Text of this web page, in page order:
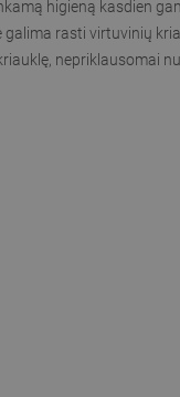
higieną kasdien
rasti virtuvinių
nepriklausomai